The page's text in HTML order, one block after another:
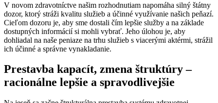
V novom zdravotníctve našim rozhodnutiam napomáha silný štátny
dozor, ktorý stráži kvalitu služieb a účinné využívanie našich peňazí.
Cieľom dozoru je, aby sme dostali čím lepšie služby a na základe
dostupných informácií si mohli vybrať. Jeho úlohou je, aby
dohliadal na naše peniaze na trhu služieb s viacerými aktérmi, strážil
ich účinné a správne vynakladanie.
Prestavba kapacít, zmena štruktúry –
racionálne lepšie a spravodlivejšie